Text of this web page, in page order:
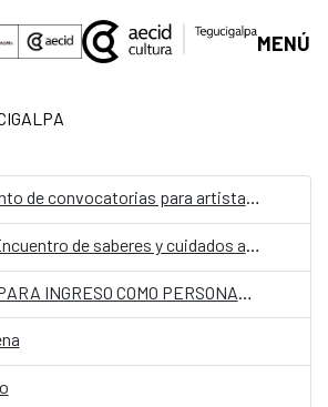
principal
MENÚ
Sinner: lanzamiento de convocatorias para artistas hondureños
Conversatorio: Encuentro de saberes y cuidados ancestrales